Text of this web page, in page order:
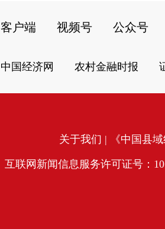
客户端 视频号 公众号
中国经济网 农村金融时报
关于我们 | 《中国县
互联网新闻信息服务许可证号：